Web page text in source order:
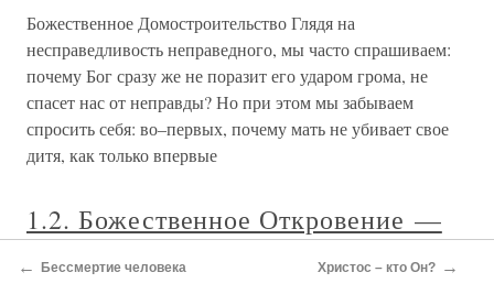
Божественное Домостроительство Глядя на
несправедливость неправедного, мы часто спрашиваем:
почему Бог сразу же не поразит его ударом грома, не
спасет нас от неправды? Но при этом мы забываем
спросить себя: во–первых, почему мать не убивает свое
дитя, как только впервые
1.2. Божественное Откровение —
принцип единства Священного
← Бессмертие человека Христос – кто Он? →